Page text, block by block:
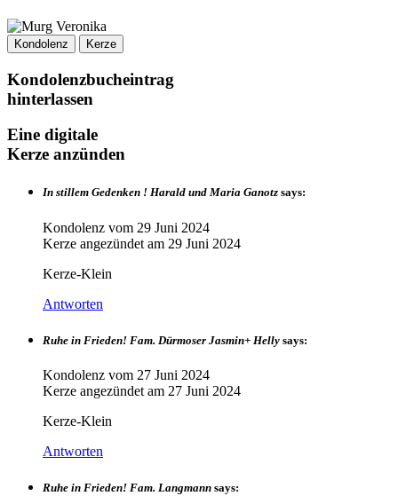
Kondolenz Kerze
Kondolenzbucheintrag
hinterlassen
Eine digitale
Kerze anzünden
In stillem Gedenken ! Harald und Maria Ganotz says:
Kondolenz vom 29 Juni 2024
Kerze angezündet am 29 Juni 2024
Kerze-Klein
Antworten
Ruhe in Frieden! Fam. Dürmoser Jasmin+ Helly says:
Kondolenz vom 27 Juni 2024
Kerze angezündet am 27 Juni 2024
Kerze-Klein
Antworten
Ruhe in Frieden! Fam. Langmann says: